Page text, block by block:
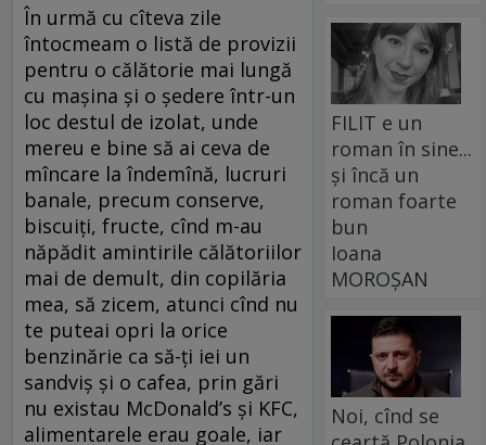
În urmă cu cîteva zile
întocmeam o listă de provizii
pentru o călătorie mai lungă
cu mașina și o ședere într-un
loc destul de izolat, unde
mereu e bine să ai ceva de
mîncare la îndemînă, lucruri
banale, precum conserve,
biscuiți, fructe, cînd m-au
năpădit amintirile călătoriilor
mai de demult, din copilăria
mea, să zicem, atunci cînd nu
te puteai opri la orice
benzinărie ca să-ți iei un
sandviș și o cafea, prin gări
nu existau McDonald’s și KFC,
alimentarele erau goale, iar
FILIT e un
roman în sine...
și încă un
roman foarte
bun
Ioana
MOROȘAN
Noi, cînd se